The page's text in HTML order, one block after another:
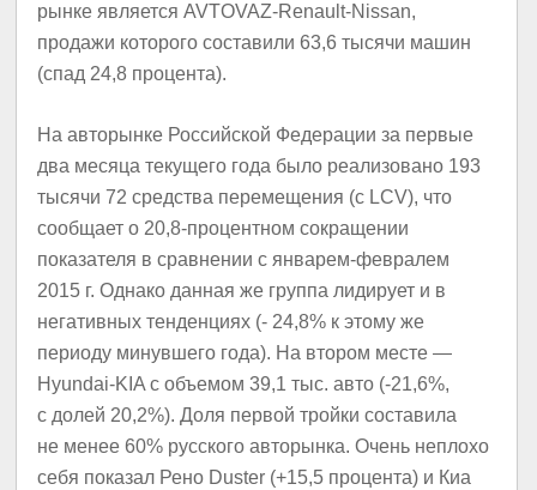
рынке является AVTOVAZ-Renault-Nissan,
продажи которого составили 63,6 тысячи машин
(спад 24,8 процента).
На авторынке Российской Федерации за первые
два месяца текущего года было реализовано 193
тысячи 72 средства перемещения (с LCV), что
сообщает о 20,8-процентном сокращении
показателя в сравнении с январем-февралем
2015 г. Однако данная же группа лидирует и в
негативных тенденциях (- 24,8% к этому же
периоду минувшего года). На втором месте —
Hyundai-KIA с объемом 39,1 тыс. авто (-21,6%,
с долей 20,2%). Доля первой тройки составила
не менее 60% русского авторынка. Очень неплохо
себя показал Рено Duster (+15,5 процента) и Киа